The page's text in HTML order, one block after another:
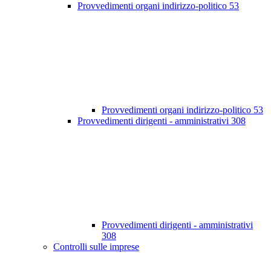
Provvedimenti organi indirizzo-politico 53
Provvedimenti organi indirizzo-politico 53
Provvedimenti dirigenti - amministrativi 308
Provvedimenti dirigenti - amministrativi
308
Controlli sulle imprese